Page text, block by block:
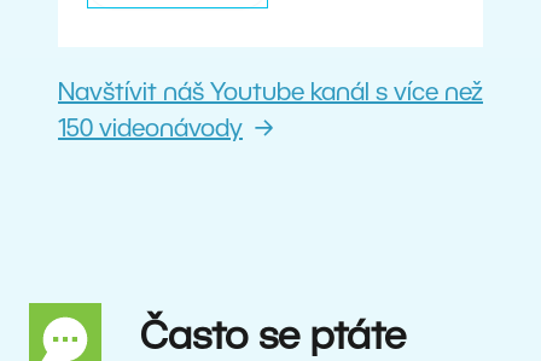
Navštívit náš Youtube kanál s více než
150 videonávody
Často se ptáte